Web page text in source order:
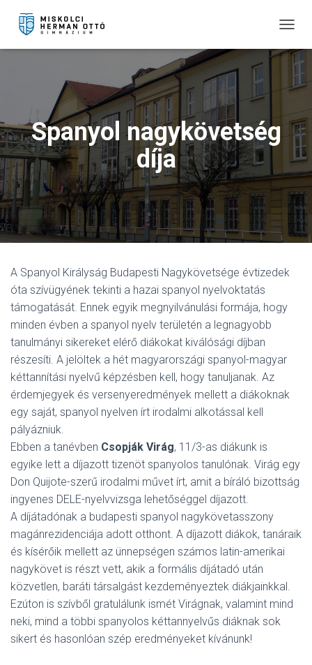
O
L
A
T
N
Spanyol nagykövetség
díja
A Spanyol Királyság Budapesti Nagykövetsége évtizedek
óta szívügyének tekinti a hazai spanyol nyelvoktatás
támogatását. Ennek egyik megnyilvánulási formája, hogy
minden évben a spanyol nyelv területén a legnagyobb
tanulmányi sikereket elérő diákokat kiválósági díjban
részesíti. A jelöltek a hét magyarországi spanyol-magyar
kéttannítási nyelvű képzésben kell, hogy tanuljanak. Az
érdemjegyek és versenyeredmények mellett a diákoknak
egy saját, spanyol nyelven írt irodalmi alkotással kell
pályázniuk.
Ebben a tanévben Csopják Virág, 11/3-as diákunk is
egyike lett a díjazott tizenöt spanyolos tanulónak. Virág egy
Don Quijote-szerű irodalmi művet írt, amit a bíráló bizottság
ingyenes DELE-nyelvvizsga lehetőséggel díjazott.
A díjátadónak a budapesti spanyol nagykövetasszony
magánrezidenciája adott otthont. A díjazott diákok, tanáraik
és kísérőik mellett az ünnepségen számos latin-amerikai
nagykövet is részt vett, akik a formális díjátadó után
közvetlen, baráti társalgást kezdeményeztek diákjainkkal.
Ezúton is szívből gratulálunk ismét Virágnak, valamint mind
neki, mind a többi spanyolos kéttannyelvűs diáknak sok
sikert és hasonlóan szép eredményeket kívánunk!